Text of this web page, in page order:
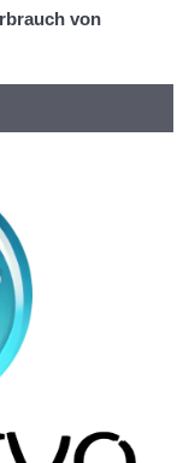
von